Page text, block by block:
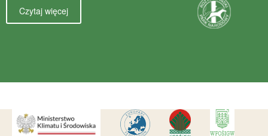
Czytaj więcej